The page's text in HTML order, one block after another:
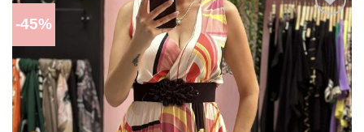
-45%
ΠΡΌΣΘΉΚΗ
ΣΤΗΝ ΛΊΣΤΑ
ΕΠΙΘΥΜΙΏΝ